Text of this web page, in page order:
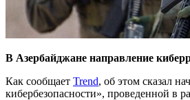
В Азербайджане направление
Как сообщает Trend, об этом сказал
кибербезопасности», проведенной в